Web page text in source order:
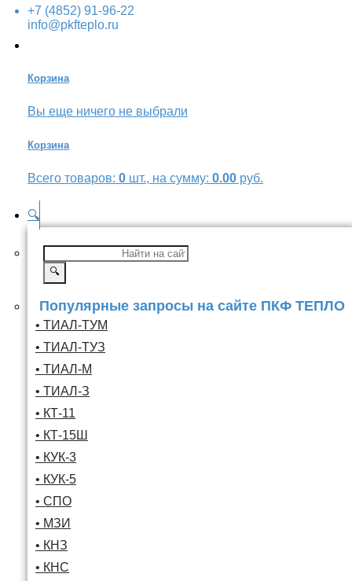
+7 (4852) 91-96-22
info@pkfteplo.ru
Корзина
Вы еще ничего не выбрали
Корзина
Всего товаров: 0 шт., на сумму: 0.00 руб.
🔍
🔍
Популярные запросы на сайте ПКФ ТЕПЛО
• ТИАЛ-ТУМ
• ТИАЛ-ТУЗ
• ТИАЛ-М
• ТИАЛ-З
• КТ-11
• КТ-15Ш
• КУК-3
• КУК-5
• СПО
• МЗИ
• КНЗ
• КНС